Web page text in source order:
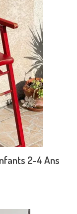
2-4 Ans